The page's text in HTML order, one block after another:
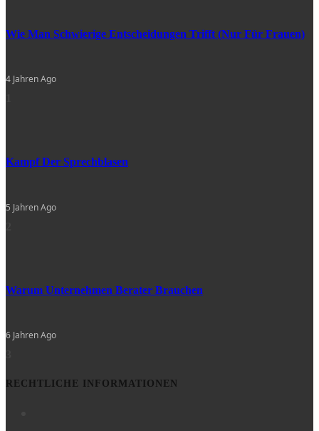
Wie Man Schwierige Entscheidungen Trifft (nur Für Frauen)
4 Jahren Ago
Kampf Der Sprechblasen
5 Jahren Ago
Warum Unternehmen Berater Brauchen
6 Jahren Ago
RECHTLICHE INFORMATIONEN